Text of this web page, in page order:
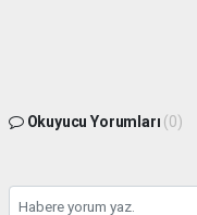
Okuyucu Yorumları (0)